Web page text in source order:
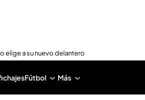
elige a su nuevo delantero
Fútbol Más